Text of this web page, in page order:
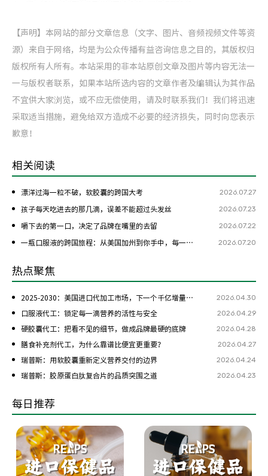
【声明】本网站的部分文章信息（文字、图片、音频视频文件等资
源）来自于网络，均是为公众传播有益咨询信息之目的，其版权归
版权所有人所有。本站采用的非本站原创文章及图片等内容无法一
一与版权者联系，如果本站所选内容的文章作者及编辑认为其作品
不宜供大家浏览，或不应无偿使用，请及时联系我们！我们将迅速
采取适当措施，避免给双方造成不必要的经济损失，同时向您表示
歉意！
相关阅读
漂洋过海一粒不破，软胶囊的跨国大考 2026.07.27
孩子每天吃进去的那几滴，误差不能超过头发丝 2026.07.23
嚼下去的第一口，决定了品牌在嘴里的去留 2026.07.22
一瓶口服液的跨国旅程：从美国加州到你手中，每一步都是考验 2026.07.20
热点聚焦
2025-2030：美国进口代加工市场，下一个千亿增量在哪？ 2026.04.30
口服液代工：锁定每一滴营养的活性与安全 2026.04.29
硬胶囊代工：把看不见的细节，做成品牌最硬的底牌 2026.04.28
膳食补充剂代工，为什么靠谱比便宜更重要？ 2026.04.27
瑞普斯：用软胶囊重新定义营养交付的边界 2026.04.24
瑞普斯：胶原蛋白肽复合片的品质突围之道 2026.04.23
每日推荐